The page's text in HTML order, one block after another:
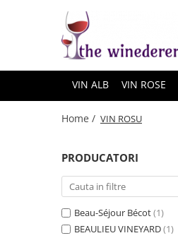
VIN ALB VIN ROSE
Home / VIN ROSU
PRODUCATORI
Beau-Séjour Bécot(1)
BEAULIEU VINEYARD(1)